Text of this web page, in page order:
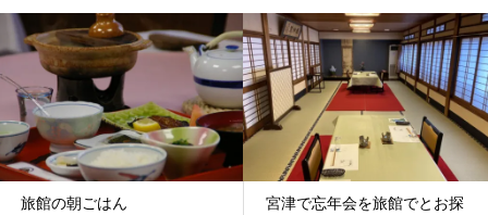
旅館の朝ごはん
宮津で忘年会を旅館でとお探